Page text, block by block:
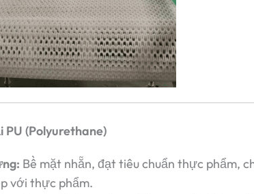
PU (Polyurethane)
Bề mặt nhẵn, đạt tiêu chuẩn thực phẩm,
với thực phẩm.